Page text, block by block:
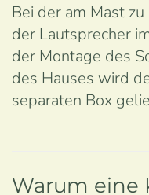
Bei der am Mast
der Lautsprecher
der Montage des
des Hauses wird
separaten Box
Warum eine